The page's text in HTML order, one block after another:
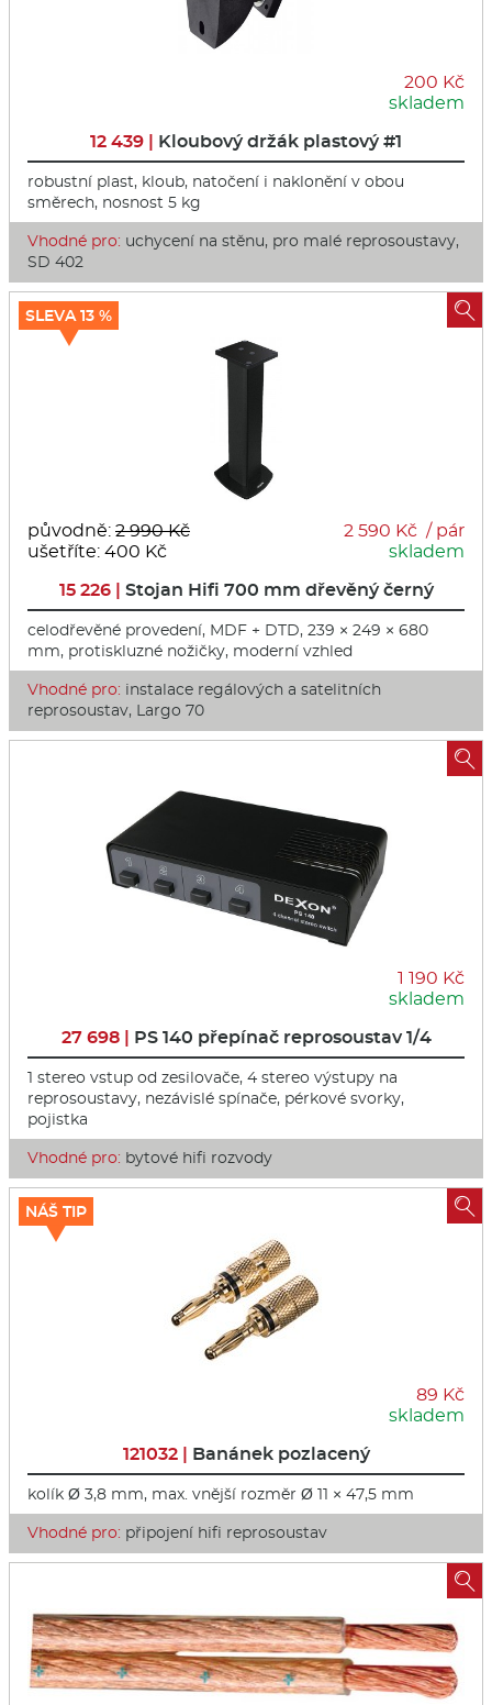
200 Kč
skladem
12 439 | Kloubový držák plastový #1
robustní plast, kloub, natočení i naklonění v obou
směrech, nosnost 5 kg
Vhodné pro: uchycení na stěnu, pro malé reprosoustavy,
SD 402
původně: 2 990 Kč
ušetříte: 400 Kč
2 590 Kč / pár
skladem
15 226 | Stojan Hifi 700 mm dřevěný černý
celodřevěné provedení, MDF + DTD, 239 × 249 × 680
mm, protiskluzné nožičky, moderní vzhled
Vhodné pro: instalace regálových a satelitních
reprosoustav, Largo 70
SLEVA 13 % 
1 190 Kč
skladem
27 698 | PS 140 přepínač reprosoustav 1/4
1 stereo vstup od zesilovače, 4 stereo výstupy na
reprosoustavy, nezávislé spínače, pérkové svorky,
pojistka
Vhodné pro: bytové hifi rozvody

89 Kč
skladem
121032 | Banánek pozlacený
kolík Ø 3,8 mm, max. vnější rozměr Ø 11 × 47,5 mm
Vhodné pro: připojení hifi reprosoustav
NÁŠ TIP 
